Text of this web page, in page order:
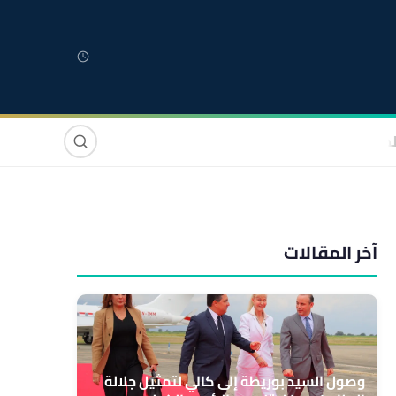
صوت وصورة
آخر المقالات
وصول السيد بوريطة إلى كالي لتمثيل جلالة